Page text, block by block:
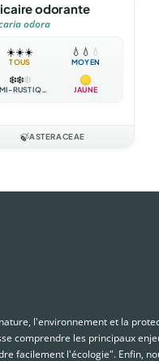
odorante
odora
☀️☀️☀️
TOUS
💧 💧 💧
MOYEN
❄️❄️❄️
SEMI-RUSTIQUE JAUNE
🍃ASTERACEAE
l'environnement et la
comprendre les principaux
facilement l'écologie". Enfin,